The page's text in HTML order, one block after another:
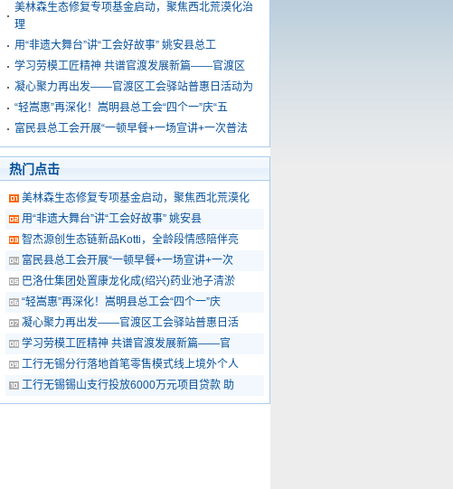
美林森生态修复专项基金启动，聚焦西北荒漠化治
理
用“非遗大舞台”讲“工会好故事” 姚安县总工
学习劳模工匠精神 共谱官渡发展新篇——官渡区
凝心聚力再出发——官渡区工会驿站普惠日活动为
“轻嵩惠”再深化！嵩明县总工会“四个一”庆“五
富民县总工会开展“一顿早餐+一场宣讲+一次普法
热门点击
美林森生态修复专项基金启动，聚焦西北荒漠化
用“非遗大舞台”讲“工会好故事” 姚安县
智杰源创生态链新品Kotti，全龄段情感陪伴亮
富民县总工会开展“一顿早餐+一场宣讲+一次
巴洛仕集团处置康龙化成(绍兴)药业池子清淤
“轻嵩惠”再深化！嵩明县总工会“四个一”庆
凝心聚力再出发——官渡区工会驿站普惠日活
学习劳模工匠精神 共谱官渡发展新篇——官
工行无锡分行落地首笔零售模式线上境外个人
工行无锡锡山支行投放6000万元项目贷款 助